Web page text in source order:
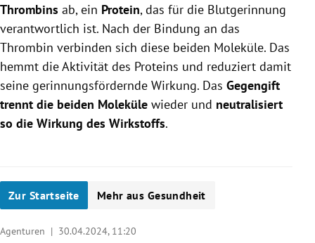
Thrombins ab, ein Protein, das für die Blutgerinnung
verantwortlich ist. Nach der Bindung an das
Thrombin verbinden sich diese beiden Moleküle. Das
hemmt die Aktivität des Proteins und reduziert damit
seine gerinnungsfördernde Wirkung. Das Gegengift
trennt die beiden Moleküle wieder und neutralisiert
so die Wirkung des Wirkstoffs.
Zur Startseite Mehr aus Gesundheit
Agenturen | 30.04.2024, 11:20